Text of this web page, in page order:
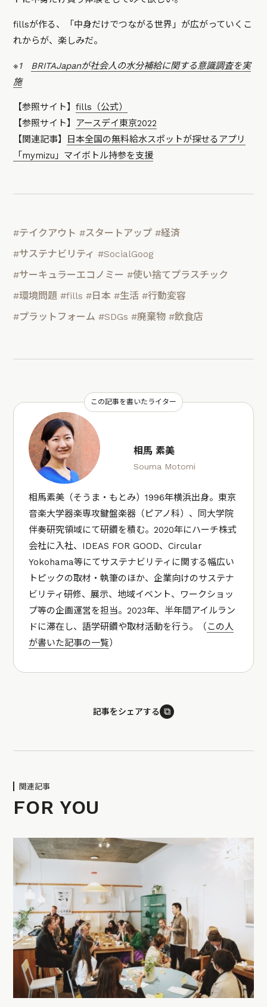
fillsが作る、「中身だけでつながる世界」が広がっていくこ
れからが、楽しみだ。
※1 BRITAJapanが社会人の水分補給に関する意識調査を実
施
【参照サイト】fills（公式）
【参照サイト】 アースデイ東京2022
【関連記事】
日本全国の無料給水スポットが探せるアプリ
「mymizu」マイボトル持参を支援
#テイクアウト #スタートアップ #経済
#サステナビリティ #SocialGoog
#サーキュラーエコノミー #使い捨てプラスチック
#環境問題 #fills #日本 #生活 #行動変容
#プラットフォーム #SDGs #廃棄物 #飲食店
この記事を書いたライター
相馬 素美
Souma Motomi
相馬素美（そうま・もとみ）1996年横浜出身。東京
音楽大学器楽専攻鍵盤楽器（ピアノ科）、同大学院
伴奏研究領域にて研鑽を積む。2020年にハーチ株式
会社に入社、IDEAS FOR GOOD、Circular
Yokohama等にてサステナビリティに関する幅広い
トピックの取材・執筆のほか、企業向けのサステナ
ビリティ研修、展示、地域イベント、ワークショッ
プ等の企画運営を担当。2023年、半年間アイルラン
ドに滞在し、語学研鑽や取材活動を行う。（この人
が書いた記事の一覧）
記事をシェアする ⧉
関連記事
FOR YOU